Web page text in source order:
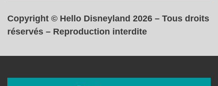
Copyright © Hello Disneyland 2026 – Tous droits
réservés – Reproduction interdite